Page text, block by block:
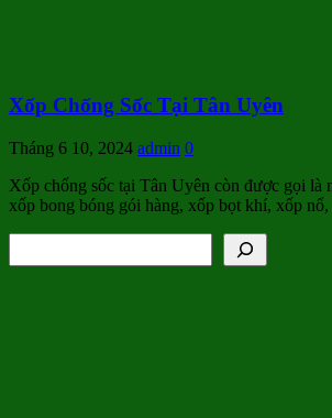
Xốp Chống Sốc Tại Tân Uyên
Tháng 6 10, 2024 admin 0
Xốp chống sốc tại Tân Uyên còn được gọi là
xốp bong bóng gói hàng, xốp bọt khí, xốp